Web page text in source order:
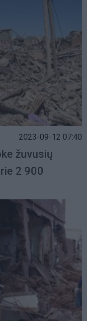
2023-09-12 07:40
žuvusių
2 900